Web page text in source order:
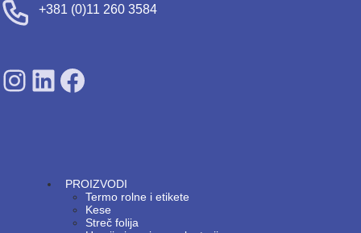
+381 (0)11 260 3584
SDPS on Instagram
SDPS on Lunkedin
SDPS on Facebook
PROIZVODI
Termo rolne i etikete
Kese
Streč folija